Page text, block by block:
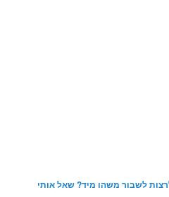
לשבור משהו מיד? שאל אותי